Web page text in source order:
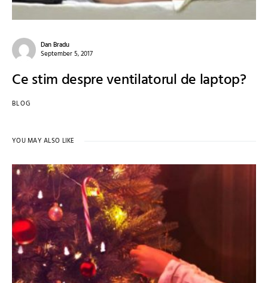
Dan Bradu
September 5, 2017
Ce stim despre ventilatorul de laptop?
BLOG
YOU MAY ALSO LIKE